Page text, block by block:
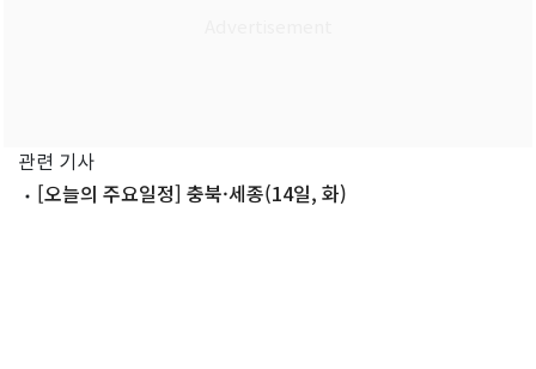
관련 기사
[오늘의 주요일정] 충북·세종(14일, 화)